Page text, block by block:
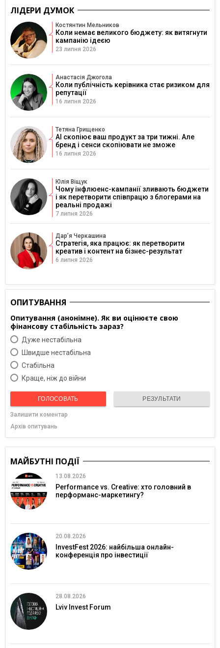
ЛІДЕРИ ДУМОК
Костянтин Мельников
Коли немає великого бюджету: як витягнути
кампанію ідеєю
23 липня 2026
Анастасія Джогола
Коли публічність керівника стає ризиком для
репутації
16 липня 2026
Тетяна Грищенко
AI скопіює ваш продукт за три тижні. Але
бренд і сенси скопіювати не зможе
16 липня 2026
Юлія Віщук
Чому інфлюенс-кампанії зливають бюджети
і як перетворити співпрацю з блогерами на
реальні продажі
7 липня 2026
Дарʼя Черкашина
Стратегія, яка працює: як перетворити
креатив і контент на бізнес-результат
6 липня 2026
ОПИТУВАННЯ
Опитування (анонімне). Як ви оцінюєте свою
фінансову стабільність зараз?
Дуже нестабільна
Швидше нестабільна
Cтабільна
Краще, ніж до війни
ГОЛОСОВАТЬ РЕЗУЛЬТАТИ
Залишити коментар
Архів опитувань
МАЙБУТНІ ПОДІЇ
13.08.2026
Performance vs. Creative: хто головний в
перформанс-маркетингу?
20.08.2026
InvestFest 2026: найбільша онлайн-
конференція про інвестиції
28.08.2026
Lviv Invest Forum